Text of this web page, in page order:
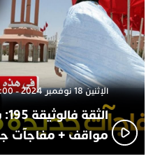
الإثنين 18 نوفمبر 2024 - 12:00
مواقف + مفاجآت